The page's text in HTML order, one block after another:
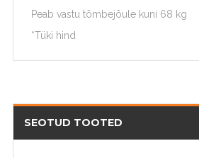
Peab vastu tõmbejõule kuni 68 kg
*Tüki hind
SEOTUD TOOTED